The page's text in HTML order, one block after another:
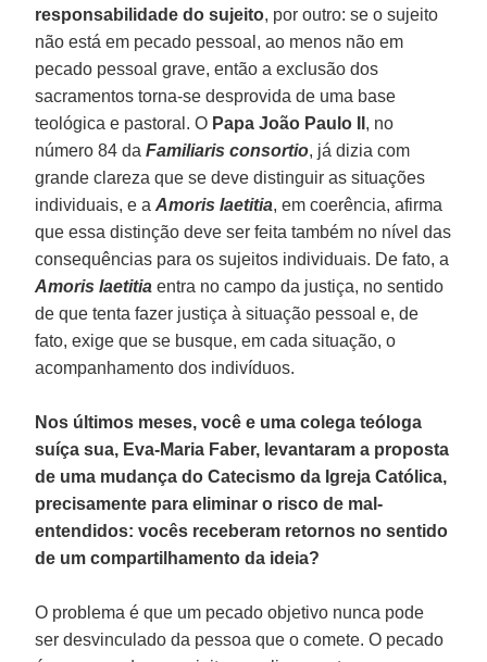
responsabilidade do sujeito, por outro: se o sujeito
não está em pecado pessoal, ao menos não em
pecado pessoal grave, então a exclusão dos
sacramentos torna-se desprovida de uma base
teológica e pastoral. O Papa João Paulo II , no
número 84 daFamiliaris consortio, já dizia com
grande clareza que se deve distinguir as situações
individuais, e aAmoris laetitia, em coerência, afirma
que essa distinção deve ser feita também no nível das
consequências para os sujeitos individuais. De fato, a
Amoris laetitia entra no campo da justiça, no sentido
de que tenta fazer justiça à situação pessoal e, de
fato, exige que se busque, em cada situação, o
acompanhamento dos indivíduos.
Nos últimos meses, você e uma colega teóloga
suíça sua, Eva-Maria Faber, levantaram a proposta
de uma mudança do Catecismo da Igreja Católica,
precisamente para eliminar o risco de mal-
entendidos: vocês receberam retornos no sentido
de um compartilhamento da ideia?
O problema é que um pecado objetivo nunca pode
ser desvinculado da pessoa que o comete. O pecado